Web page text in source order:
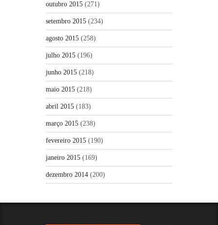
outubro 2015 (271)
setembro 2015 (234)
agosto 2015 (258)
julho 2015 (196)
junho 2015 (218)
maio 2015 (218)
abril 2015 (183)
março 2015 (238)
fevereiro 2015 (190)
janeiro 2015 (169)
dezembro 2014 (200)